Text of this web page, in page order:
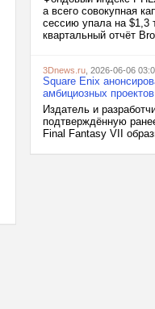
а всего совокупная
сессию упала на $1,3
квартальный отчёт
3Dnews.ru , 2026-06-06
Square Enix
амбициозных
Издатель и
подтверждённую
Final Fantasy VII